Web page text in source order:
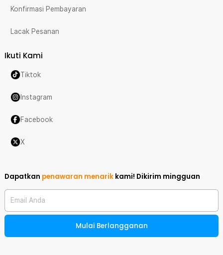
Konfirmasi Pembayaran
Lacak Pesanan
Ikuti Kami
Tiktok
Instagram
Facebook
X
Dapatkan penawaran menarik kami! Dikirim mingguan
Email Anda
Mulai Berlangganan